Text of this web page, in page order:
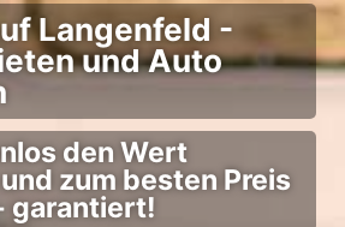
Langenfeld -
und Auto
den Wert
zum besten Preis
garantiert!